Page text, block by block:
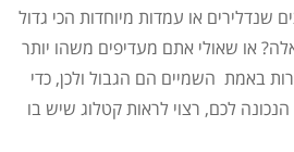
שנדלירים או עמדות מיוחדות הכי גדול
או שאולי אתם מעדיפים משהו יותר
באמת השמיים הם הגבול ולכן, כדי
לכם, רצוי לראות קטלוג שיש בו